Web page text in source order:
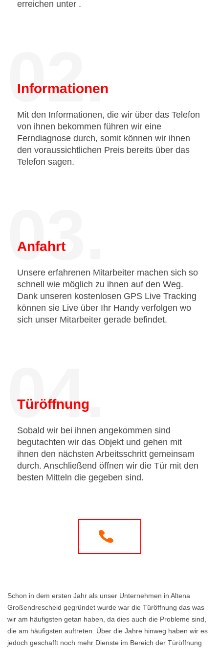
erreichen unter .
02.
Informationen
Mit den Informationen, die wir über das Telefon
von ihnen bekommen führen wir eine
Ferndiagnose durch, somit können wir ihnen
den voraussichtlichen Preis bereits über das
Telefon sagen.
03.
Anfahrt
Unsere erfahrenen Mitarbeiter machen sich so
schnell wie möglich zu ihnen auf den Weg.
Dank unseren kostenlosen GPS Live Tracking
können sie Live über Ihr Handy verfolgen wo
sich unser Mitarbeiter gerade befindet.
04.
Türöffnung
Sobald wir bei ihnen angekommen sind
begutachten wir das Objekt und gehen mit
ihnen den nächsten Arbeitsschritt gemeinsam
durch. Anschließend öffnen wir die Tür mit den
besten Mitteln die gegeben sind.
Schon in dem ersten Jahr als unser Unternehmen in Altena
Großendrescheid gegründet wurde war die Türöffnung das was
wir am häufigsten getan haben, da dies auch die Probleme sind,
die am häufigsten auftreten. Über die Jahre hinweg haben wir es
jedoch geschafft noch mehr Dienste im Bereich der Türöffnung